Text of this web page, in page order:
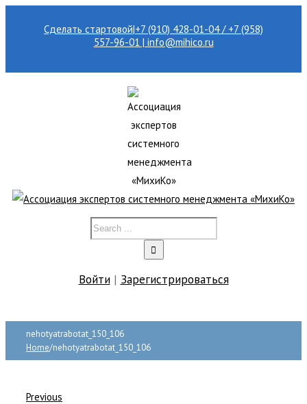
Сделать стартовой|+7 (910) 428-01-04 / +7 (958)
557-96-01 | info@mihico.ru
Войти| Зарегистрироваться
nehotyatrabotat_150_106
Home/nehotyatrabotat_150_106
Previous